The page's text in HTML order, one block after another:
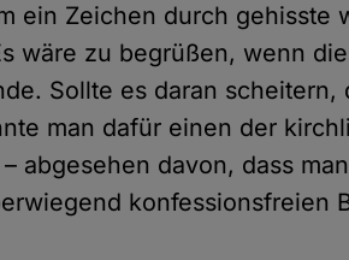
ein Zeichen durch gehisste
wäre zu begrüßen, wenn
Sollte es daran scheitern,
man dafür einen der
abgesehen davon, dass
konfessionsfreien